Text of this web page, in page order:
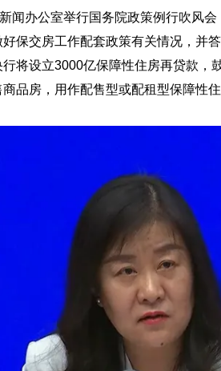
闻办公室举行国务院政策例行吹风
保交房工作配套政策有关情况，并
行将设立3000亿保障性住房再贷款 ，
品房，用作配售型或配租型保障性